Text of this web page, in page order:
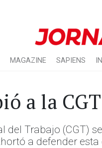
MAGAZINE SAPIENS
a la CGT
del Trabajo (CGT)
a defender